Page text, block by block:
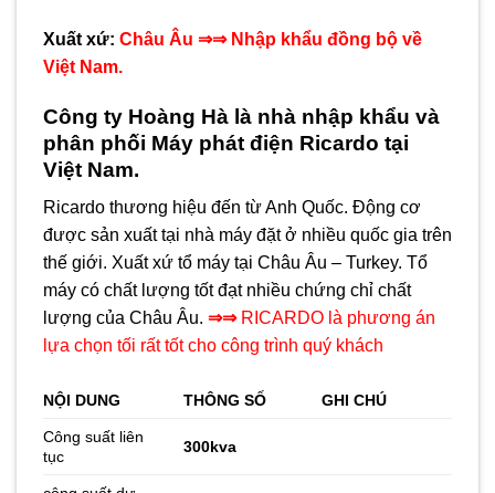
Xuất xứ: Châu Âu ⇒⇒ Nhập khẩu đồng bộ về
Việt Nam.
Công ty Hoàng Hà là nhà nhập khẩu và
phân phối Máy phát điện Ricardo tại
Việt Nam.
Ricardo thương hiệu đến từ Anh Quốc. Động cơ
được sản xuất tại nhà máy đặt ở nhiều quốc gia trên
thế giới. Xuất xứ tổ máy tại Châu Âu – Turkey. Tổ
máy có chất lượng tốt đạt nhiều chứng chỉ chất
lượng của Châu Âu. ⇒⇒RICARDO là phương án
lựa chọn tối rất tốt cho công trình quý khách
NỘI DUNG THÔNG SỐ GHI CHÚ
Công suất liên
tục
300kva